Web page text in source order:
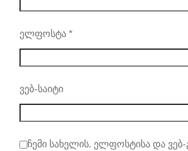
ელფოსტა *
ვებ-საიტი
ჩემი სახელის. ელფოსტისა და